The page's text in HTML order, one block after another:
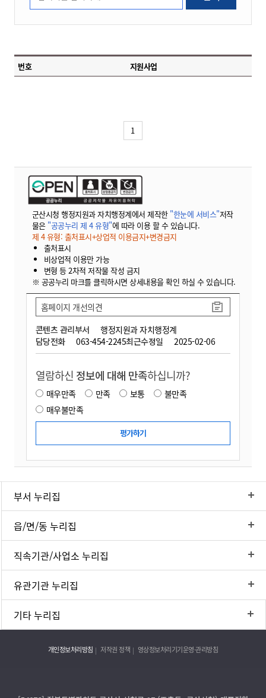
번호 지원사업
1
군산시청 행정지원과 자치행정계에서 제작한 "한눈에 서비스"저작
물은 "공공누리 제 4 유형"에 따라 이용 할 수 있습니다.
제 4 유형: 출처표시+상업적 이용금지+변경금지
출처표시
비상업적 이용만 가능
변형 등 2차적 저작물 작성 금지
※ 공공누리 마크를 클릭하시면 상세내용을 확인 하실 수 있습니다.
콘텐츠 관리부서
행정지원과 자치행정계
담당전화
063-454-2245최근수정일 2025-02-06
홈페이지 개선의견
열람하신 정보에 대해 만족하십니까?
매우만족 만족 보통
불만족
매우불만족
부서 누리집
읍/면/동 누리집
직속기관/사업소 누리집
유관기관 누리집
기타 누리집
개인정보처리방침 저작권 정책 영상정보처리기기운영·관리방침